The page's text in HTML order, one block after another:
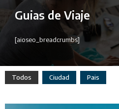
Guias de Viaje
[aioseo_breadcrumbs]
Todos Ciudad Pais